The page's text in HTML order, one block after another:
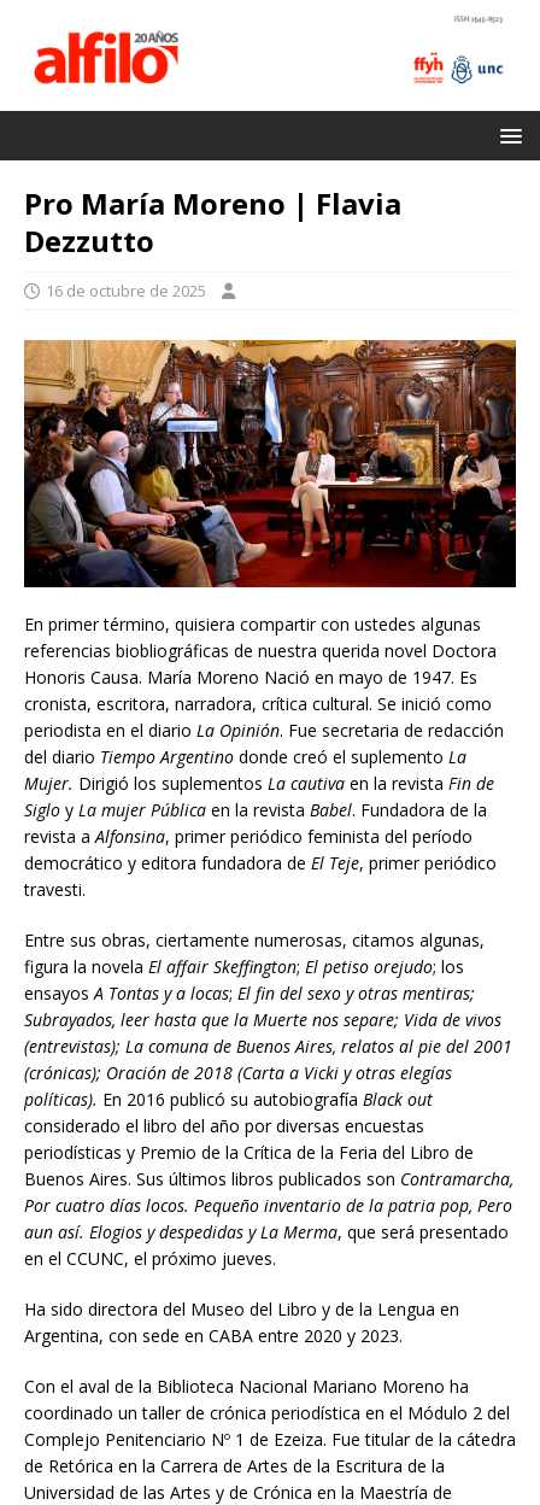
Pro María Moreno | Flavia
Dezzutto
16 de octubre de 2025
En primer término, quisiera compartir con ustedes algunas
referencias biobliográficas de nuestra querida novel Doctora
Honoris Causa. María Moreno Nació en mayo de 1947. Es
cronista, escritora, narradora, crítica cultural. Se inició como
periodista en el diario La Opinión. Fue secretaria de redacción
del diario Tiempo Argentino donde creó el suplemento La
Mujer. Dirigió los suplementos La cautiva en la revista Fin de
Siglo y La mujer Pública en la revista Babel. Fundadora de la
revista a Alfonsina, primer periódico feminista del período
democrático y editora fundadora de El Teje, primer periódico
travesti.
Entre sus obras, ciertamente numerosas, citamos algunas,
figura la novela El affair Skeffington; El petiso orejudo; los
ensayos A Tontas y a locas; El fin del sexo y otras mentiras;
Subrayados, leer hasta que la Muerte nos separe; Vida de vivos
(entrevistas); La comuna de Buenos Aires, relatos al pie del 2001
(crónicas); Oración de 2018 (Carta a Vicki y otras elegías
políticas). En 2016 publicó su autobiografía Black out
considerado el libro del año por diversas encuestas
periodísticas y Premio de la Crítica de la Feria del Libro de
Buenos Aires. Sus últimos libros publicados son Contramarcha,
Por cuatro días locos. Pequeño inventario de la patria pop, Pero
aun así. Elogios y despedidas y La Merma, que será presentado
en el CCUNC, el próximo jueves.
Ha sido directora del Museo del Libro y de la Lengua en
Argentina, con sede en CABA entre 2020 y 2023.
Con el aval de la Biblioteca Nacional Mariano Moreno ha
coordinado un taller de crónica periodística en el Módulo 2 del
Complejo Penitenciario Nº 1 de Ezeiza. Fue titular de la cátedra
de Retórica en la Carrera de Artes de la Escritura de la
Universidad de las Artes y de Crónica en la Maestría de